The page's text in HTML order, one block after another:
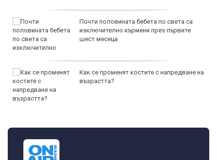
Почти половината бебета по света са
изключително кърмени през първите
шест месеца
Как се променят костите с напредване на
възрастта?